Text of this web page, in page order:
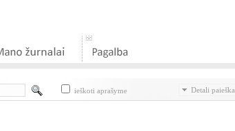
ieškoti aprašyme Detali paieška